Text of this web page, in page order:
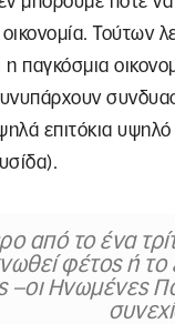
Τούτων
παγκόσμια
επιτόκια
από το ένα
φέτος ή το
–οι Ηνωμένες